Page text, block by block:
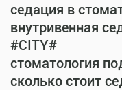
седация в
внутривенная
#CITY#
стоматология
сколько стоит